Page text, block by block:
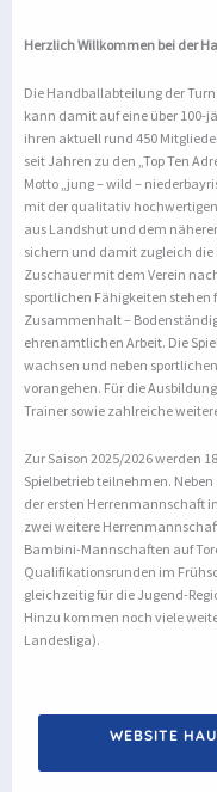
Herzlich Willkommen bei der
Die Handballabteilung der
kann damit auf eine über 100-
ihren aktuell rund 450
seit Jahren zu den „Top Ten
Motto „jung – wild –
mit der qualitativ
aus Landshut und dem
sichern und damit zugleich
Zuschauer mit dem Verein
sportlichen Fähigkeiten stehen
Zusammenhalt –
ehrenamtlichen Arbeit. Die
wachsen und neben
vorangehen. Für die
Trainer sowie zahlreiche
Zur Saison 2025/2026 werden
Spielbetrieb teilnehmen.
der ersten Herrenmannschaft
zwei weitere
Bambini-Mannschaften auf
Qualifikationsrunden im
gleichzeitig für die Jugend-
Hinzu kommen noch viele
Landesliga).
WEBSITE